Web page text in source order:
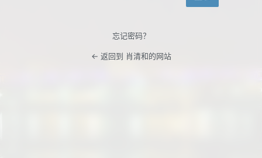
忘记密码？
← 返回到 肖清和的网站